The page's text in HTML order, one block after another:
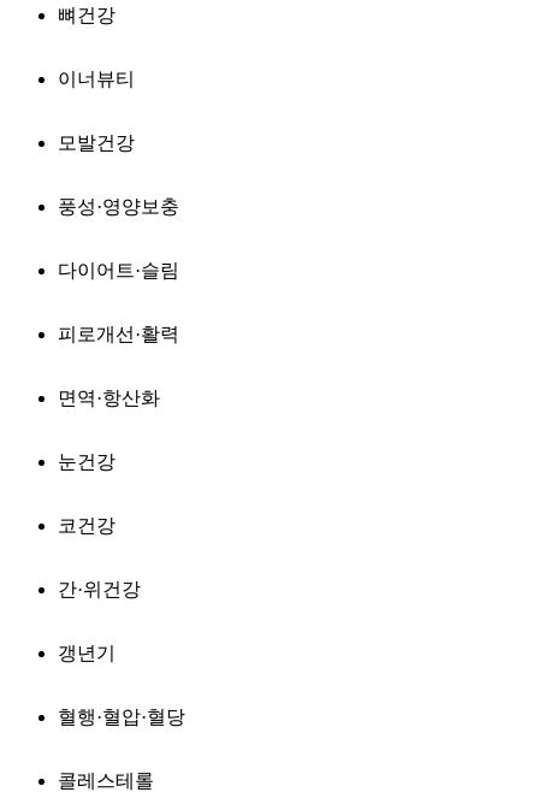
뼈건강
이너뷰티
모발건강
풍성·영양보충
다이어트·슬림
피로개선·활력
면역·항산화
눈건강
코건강
간·위건강
갱년기
혈행·혈압·혈당
콜레스테롤